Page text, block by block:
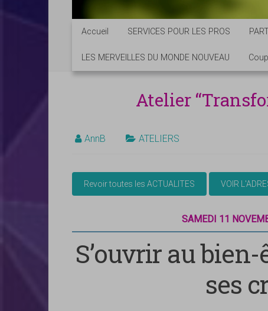
Accueil SERVICES POUR LES PROS
LES MERVEILLES DU MONDE NOUVEAU
Atelier
AnnB ATELIERS
SAMEDI 11
S’ouvrir au
ses